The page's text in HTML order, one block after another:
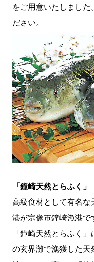
をご用意いたしました
ださい。
「鐘崎天然とらふく」
高級食材として有名
港が宗像市鐘崎漁港で
「鐘崎天然とらふく
の玄界灘で漁獲した